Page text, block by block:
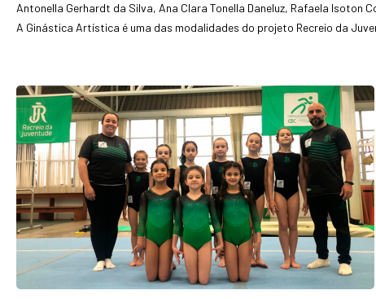
Antonella Gerhardt da Silva, Ana Clara Tonella Daneluz, Rafaela Isoton
A Ginástica Artística é uma das modalidades do projeto Recreio da